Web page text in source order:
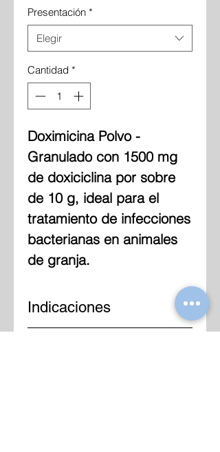
Presentación *
Elegir
Cantidad *
Doximicina Polvo -
Granulado con 1500 mg
de doxiciclina por sobre
de 10 g, ideal para el
tratamiento de infecciones
bacterianas en animales
de granja.
Indicaciones